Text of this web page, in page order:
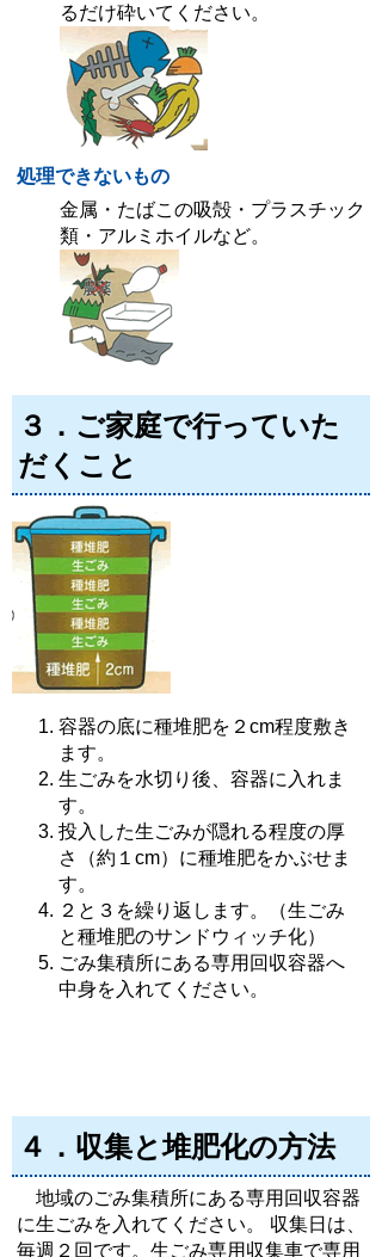
るだけ砕いてください。
処理できないもの
金属・たばこの吸殻・プラスチック
類・アルミホイルなど。
３．ご家庭で行っていた
だくこと
容器の底に種堆肥を２cm程度敷き
ます。
生ごみを水切り後、容器に入れま
す。
投入した生ごみが隠れる程度の厚
さ（約１cm）に種堆肥をかぶせま
す。
２と３を繰り返します。（生ごみ
と種堆肥のサンドウィッチ化）
ごみ集積所にある専用回収容器へ
中身を入れてください。
４．収集と堆肥化の方法
地域のごみ集積所にある専用回収容器
に生ごみを入れてください。 収集日は、
毎週２回です。生ごみ専用収集車で専用